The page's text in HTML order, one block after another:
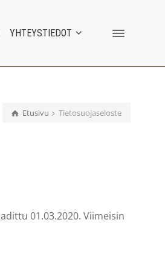
YHTEYSTIEDOT
Etusivu Tietosuojaseloste
01.03.2020. Viimeisin